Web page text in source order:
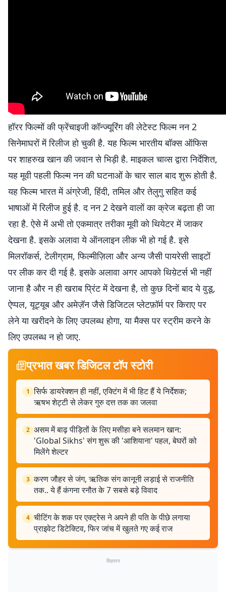
हॉरर फिल्मों की फ्रेंचाइजी कॉन्ज्यूरिंग की लेटेस्ट फिल्म नन 2
सिनेमाघरों में रिलीज हो चुकी है. यह फिल्म भारतीय बॉक्स ऑफिस
पर शाहरुख खान की जवान से भिड़ी है. माइकल चाव्स द्वारा निर्देशित,
यह मूवी पहली फिल्म नन की घटनाओं के चार साल बाद शुरू होती है.
यह फिल्म भारत में अंग्रेजी, हिंदी, तमिल और तेलुगु सहित कई
भाषाओं में रिलीज हुई है. द नन 2 देखने वालों का क्रेज बढ़ता ही जा
रहा है. ऐसे में अभी तो एकमात्र तरीका मूवी को थियेटर में जाकर
देखना है. इसके अलावा ये ऑनलाइन लीक भी हो गई है. इसे
मिलरॉकर्स, टेलीग्राम, फिल्मीज़िला और अन्य जैसी पायरेसी साइटों
पर लीक कर दी गई है. इसके अलावा अगर आपको थिय़ेटर्स भी नहीं
जाना है और न ही खराब प्रिंट में देखना है, तो कुछ दिनों बाद ये वुडू,
ऐप्पल, यूट्यूब और अमेज़ॅन जैसे डिजिटल प्लेटफ़ॉर्म पर किराए पर
लेने या खरीदने के लिए उपलब्ध होगा, या मैक्स पर स्ट्रीम करने के
लिए उपलब्ध न हो जाए.
प्रभात खबर डिजिटल टॉप स्टोरी
1 सिर्फ डायरेक्शन ही नहीं, एक्टिंग में भी हिट हैं ये निर्देशक;
ऋषभ शेट्टी से लेकर गुरु दत्त तक का जलवा
2 असम में बाढ़ पीड़ितों के लिए मसीहा बने सलमान खान:
'Global Sikhs' संग शुरू की 'आशियाना' पहल, बेघरों को
मिलेंगे शेल्टर
3 करण जौहर से जंग, ऋतिक संग कानूनी लड़ाई से राजनीति
तक.. ये हैं कंगना रनौत के 7 सबसे बड़े विवाद
4 चीटिंग के शक पर एक्ट्रेस ने अपने ही पति के पीछे लगाया
प्राइवेट डिटेक्टिव, फिर जांच में खुलते गए कई राज
विज्ञापन